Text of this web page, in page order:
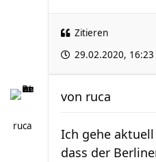
Zitieren
29.02.2020, 16:23
ruca
von ruca
Ich gehe aktuell
dass der